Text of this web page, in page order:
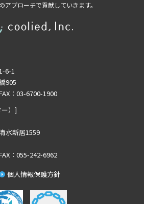
(1)
(1)
(2)
(2)
(1)
覧(1)
(1)
(1)
(1)
アプローチで貢献していきます。
6-1
905
：03-6700-1900
）]
水新居1559
：055-242-6962
個人情報保護方針